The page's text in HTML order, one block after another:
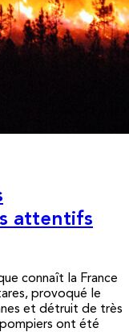
attentifs
connaît la France
provoqué le
et détruit de très
ont été